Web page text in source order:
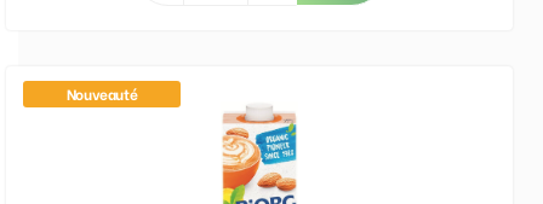
Nouveauté